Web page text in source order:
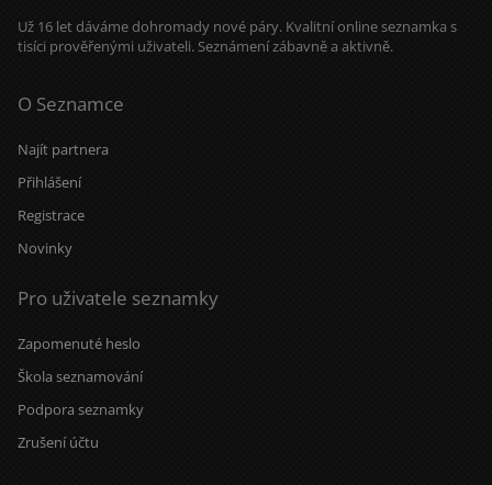
Už 16 let dáváme dohromady nové páry. Kvalitní online seznamka s
tisíci prověřenými uživateli. Seznámení zábavně a aktivně.
O Seznamce
Najít partnera
Přihlášení
Registrace
Novinky
Pro uživatele seznamky
Zapomenuté heslo
Škola seznamování
Podpora seznamky
Zrušení účtu